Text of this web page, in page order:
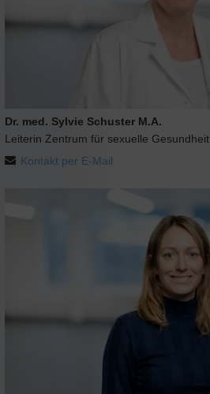
Dr. med. Sylvie Schuster M.A.
Leiterin Zentrum für sexuelle Gesundheit
Kontakt per E-Mail